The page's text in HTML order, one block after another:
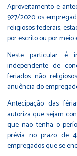
Aproveitamento e
927/2020 os
religiosos federais,
por escrito ou por meio
Neste particular é
independente de
feriados não
anuência do
Antecipação das
autoriza que sejam
que não tenha o
prévia no prazo de
empregados que se